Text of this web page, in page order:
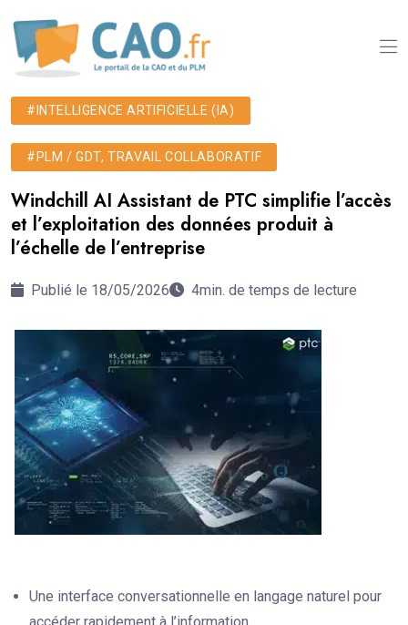
#INTELLIGENCE ARTIFICIELLE (IA)
#PLM / GDT, TRAVAIL COLLABORATIF
Windchill AI Assistant de PTC simplifie l’accès
et l’exploitation des données produit à
l’échelle de l’entreprise
Publié le 18/05/2026 4min. de temps de lecture
Une interface conversationnelle en langage naturel pour
accéder rapidement à l’information